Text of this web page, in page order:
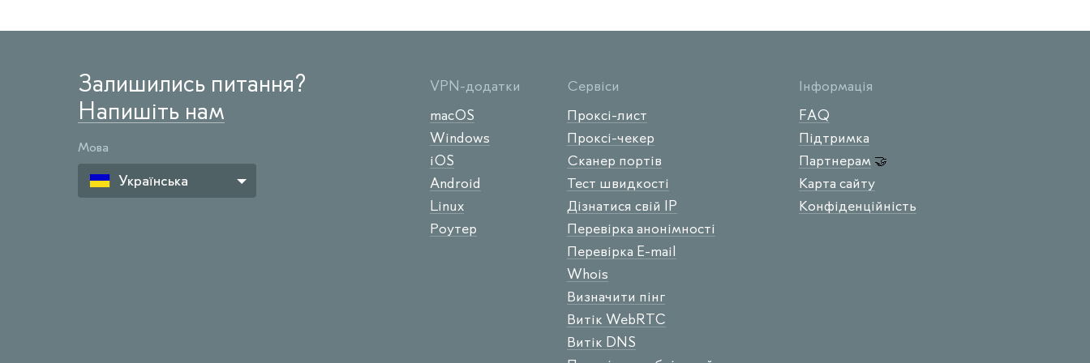
Залишились питання?
Напишіть нам
Мова
Українська
VPN-додатки
macOS
Windows
iOS
Android
Linux
Роутер
Сервіси
Проксі-лист
Проксі-чекер
Сканер портів
Тест швидкості
Дізнатися свій IP
Перевірка анонімності
Перевірка E-mail
Whois
Визначити пінг
Витік WebRTC
Витік DNS
Інформація
FAQ
Підтримка
Партнерам 🤝
Карта сайту
Конфіденційність